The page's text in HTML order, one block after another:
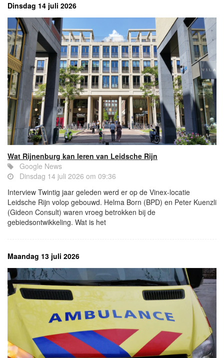
Dinsdag 14 juli 2026
Wat Rijnenburg kan leren van Leidsche Rijn
Google News
Dinsdag 14 juli 2026 om 09:36
Interview Twintig jaar geleden werd er op de Vinex-locatie
Leidsche Rijn volop gebouwd. Helma Born (BPD) en Peter Kuenzli
(Gideon Consult) waren vroeg betrokken bij de
gebiedsontwikkeling. Wat is het
Maandag 13 juli 2026